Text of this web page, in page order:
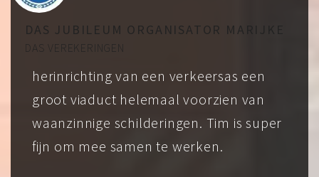
DAS JUBILEUM ORGANISATOR MARIJKE
DAS VEREKERINGEN
herinrichting van een verkeersas een
groot viaduct helemaal voorzien van
waanzinnige schilderingen. Tim is super
fijn om mee samen te werken.